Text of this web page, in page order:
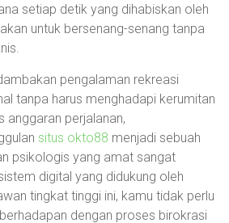
setiap detik yang dihabiskan oleh
untuk bersenang-senang tanpa
pengalaman rekreasi
tanpa harus menghadapi kerumitan
anggaran perjalanan,
situs okto88 menjadi sebuah
psikologis yang amat sangat
digital yang didukung oleh
tingkat tinggi ini, kamu tidak perlu
dengan proses birokrasi